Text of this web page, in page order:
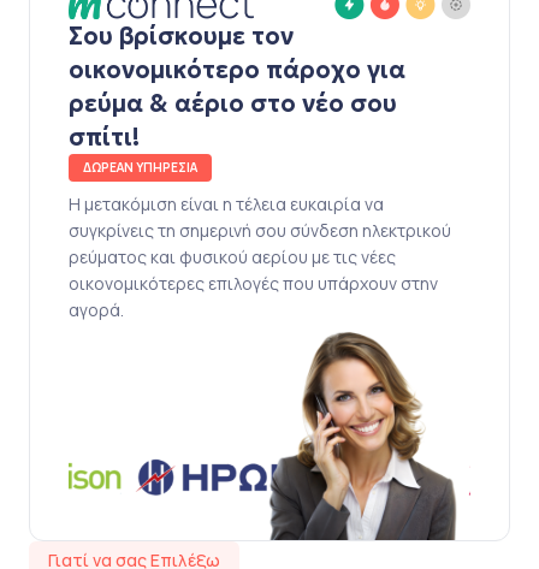
Σου βρίσκουμε τον
οικονομικότερο πάροχο για
ρεύμα & αέριο στο νέο σου
σπίτι!
ΔΩΡΕΑΝ ΥΠΗΡΕΣΙΑ
Η μετακόμιση είναι η τέλεια ευκαιρία να
συγκρίνεις τη σημερινή σου σύνδεση ηλεκτρικού
ρεύματος και φυσικού αερίου με τις νέες
οικονομικότερες επιλογές που υπάρχουν στην
αγορά.
Γιατί να σας Επιλέξω